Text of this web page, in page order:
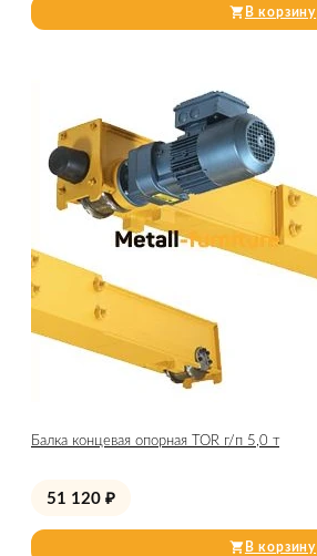
В корзину
Балка концевая опорная TOR г/п 5,0 т
51 120 ₽
В корзину